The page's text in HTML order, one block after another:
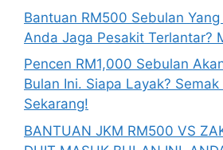
Bantuan RM500 Sebulan
Anda Jaga Pesakit Terlantar?
Pencen RM1,000 Sebulan
Bulan Ini. Siapa Layak?
Sekarang!
BANTUAN JKM RM500 VS